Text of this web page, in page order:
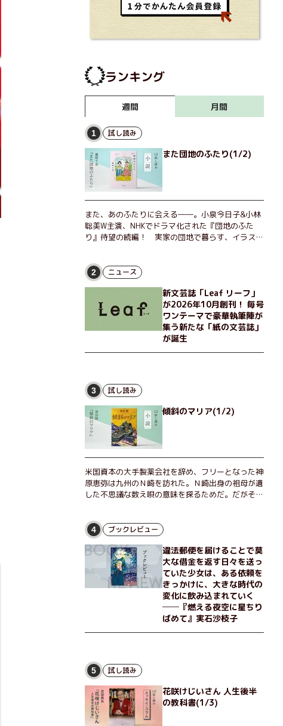
ランキング
週間 月間
1 試し読み
また団地のふたり(1/2)
また、あのふたりに会える――。小泉今日子&小林
聡美W主演、NHKでドラマ化された『団地のふた
り』待望の続編！ 実家の団地で暮らす、イラスト
ょっとした贅沢を楽しんだり、近所のおばちゃんの
恋バナを聞いてあげたり、部屋でふたりだけの「台
湾映画祭」を催したり。50代独身、幼なじみの変
わらぬ友情とささやかな幸せの日々を描く。
2 ニュース
新文芸誌「Leaf リーフ」
が2026年10月創刊！ 毎号
ワンテーマで豪華執筆陣が
集う新たな「紙の文芸誌」
が誕生
3 試し読み
傾斜のマリア(1/2)
米国資本の大手製薬会社を辞め、フリーとなった神
原恵弥は九州のＮ崎を訪れた。Ｎ崎出身の祖母が遺
した不思議な数え唄の意味を探るためだ。だがそん
出島で見つかったある物質について博士の意見を聞
きたいという。恵弥は、まるで影のような存在の博
士とまみえることはできるのか？ そして、唄の歌
詞「かたむくマリア」に込められた秘密とは？ 謎
めいたラストが鮮烈な余韻を残すシリーズ第四作！
4 ブックレビュー
違法郵便を届けることで莫
大な借金を返す日々を送っ
ていた少女は、ある依頼を
きっかけに、大きな時代の
変化に飲み込まれていく
──『燃える夜空に星ちり
ばめて』実石沙枝子
5 試し読み
花咲けじいさん 人生後半
の教科書(1/3)